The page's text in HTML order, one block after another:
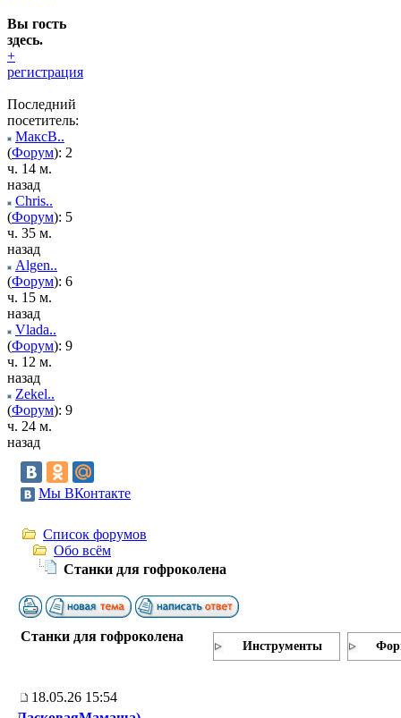
Вы гость
здесь.
+
регистрация
Последний
посетитель:
МаксВ..
(Форум): 2
ч. 14 м.
назад
Chris..
(Форум): 5
ч. 35 м.
назад
Algen..
(Форум): 6
ч. 15 м.
назад
Vlada..
(Форум): 9
ч. 12 м.
назад
Zekel..
(Форум): 9
ч. 24 м.
назад
Мы ВКонтакте
Список форумов
Обо всём
Станки для гофроколена
Станки для гофроколена
Инструменты
18.05.26 15:54